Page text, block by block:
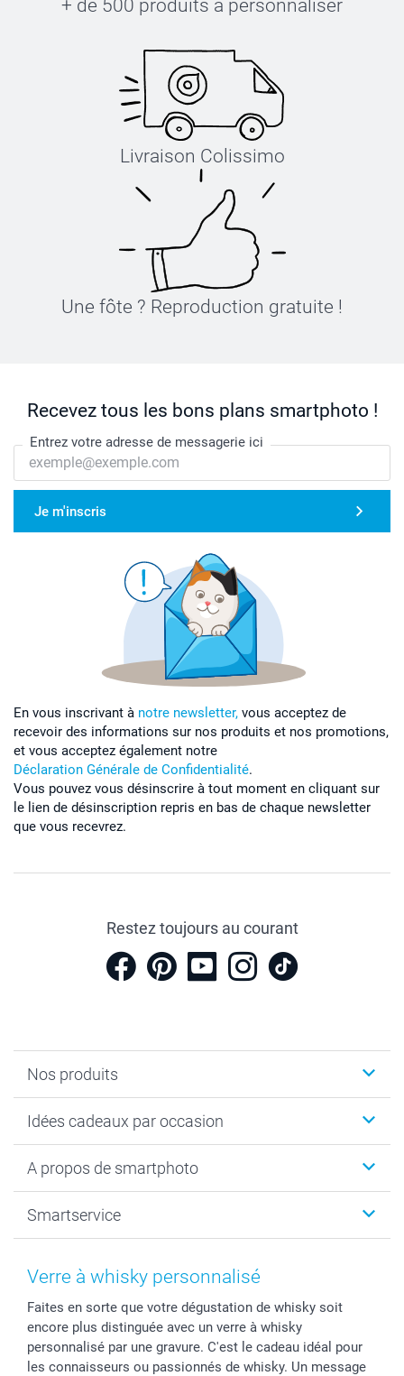
+ de 500 produits à personnaliser
Livraison Colissimo
Une fôte ? Reproduction gratuite !
Recevez tous les bons plans smartphoto !
Entrez votre adresse de messagerie ici
Je m'inscris
En vous inscrivant à notre newsletter, vous acceptez de
recevoir des informations sur nos produits et nos promotions,
et vous acceptez également notre
Déclaration Générale de Confidentialité.
Vous pouvez vous désinscrire à tout moment en cliquant sur
le lien de désinscription repris en bas de chaque newsletter
que vous recevrez.
Restez toujours au courant
Nos produits
Calendrier photo & Agenda photo
Tirage photo & agrandissement
Faire-part & Cartes
Coques smartphone
Stickers & Etiquettes
Cadres photo & accessoires déco
Dénicheur d'idées cadeau
Idées cadeaux par occasion
Anniversaire
Naissance & baptême
Fête des Mères
Communion
Baptême
Toussaint
A propos de smartphoto
Plan du site
Droit de rétraction
Vie privée
Gestion des cookies
Tarifs
Smartservice
Aide
smartfriends
Livraison
Modes de paiement
Verre à whisky personnalisé
Faites en sorte que votre dégustation de whisky soit
encore plus distinguée avec un verre à whisky
personnalisé par une gravure. C'est le cadeau idéal pour
les connaisseurs ou passionnés de whisky. Un message